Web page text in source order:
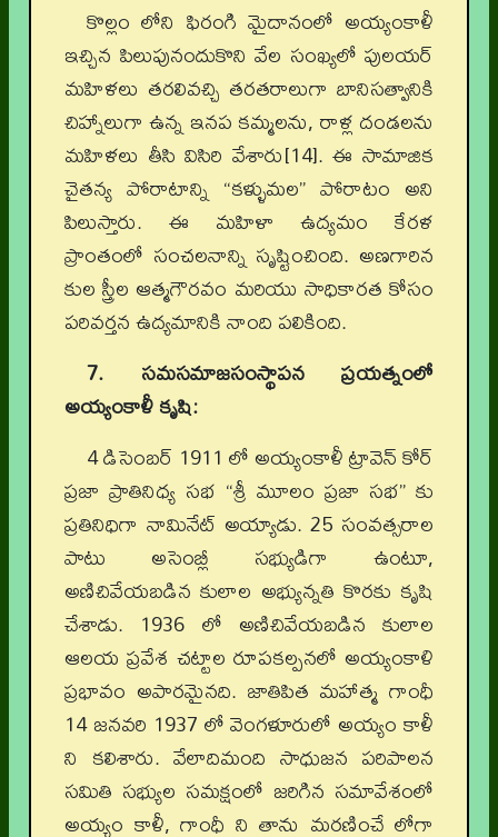
కొల్లం లోని ఫిరంగి మైదానంలో అయ్యంకాళీ
ఇచ్చిన పిలుపునందుకొని వేల సంఖ్యలో పులయర్
మహిళలు తరలివచ్చి తరతరాలుగా బానిసత్వానికి
చిహ్నాలుగా ఉన్న ఇనప కమ్మలను, రాళ్ల దండలను
మహిళలు తీసి విసిరి వేశారు[14]. ఈ సామాజిక
చైతన్య పోరాటాన్ని “కళ్ళుమల” పోరాటం అని
పిలుస్తారు. ఈ మహిళా ఉద్యమం కేరళ
ప్రాంతంలో సంచలనాన్ని సృష్టించింది. అణగారిన
కుల స్త్రీల ఆత్మగౌరవం మరియు సాధికారత కోసం
పరివర్తన ఉద్యమానికి నాంది పలికింది.
7. సమసమాజసంస్థాపన ప్రయత్నంలో
అయ్యంకాళీ కృషి:
4 డిసెంబర్ 1911 లో అయ్యంకాళీ ట్రావెన్ కోర్
ప్రజా ప్రాతినిధ్య సభ “శ్రీ మూలం ప్రజా సభ” కు
ప్రతినిధిగా నామినేట్ అయ్యాడు. 25 సంవత్సరాల
పాటు అసెంబ్లీ సభ్యుడిగా ఉంటూ,
అణిచివేయబడిన కులాల అభ్యున్నతి కొరకు కృషి
చేశాడు. 1936 లో అణిచివేయబడిన కులాల
ఆలయ ప్రవేశ చట్టాల రూపకల్పనలో అయ్యంకాళి
ప్రభావం అపారమైనది. జాతిపిత మహాత్మ గాంధీ
14 జనవరి 1937 లో వెంగళూరులో అయ్యం కాళీ
ని కలిశారు. వేలాదిమంది సాధుజన పరిపాలన
సమితి సభ్యుల సమక్షంలో జరిగిన సమావేశంలో
అయ్యం కాళీ, గాంధీ ని తాను మరణించే లోగా